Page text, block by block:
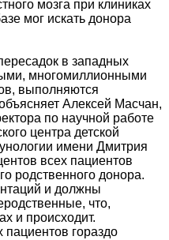
мозга при клиниках
мог искать донора
в западных
многомиллионными
выполняются
Алексей Масчан,
по научной работе
центра детской
имени Дмитрия
всех пациентов
родственного донора.
и должны
что,
и происходит.
гораздо